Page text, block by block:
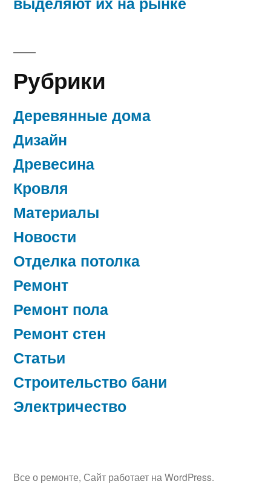
Рубрики
Деревянные дома
Дизайн
Древесина
Кровля
Материалы
Новости
Отделка потолка
Ремонт
Ремонт пола
Ремонт стен
Статьи
Строительство бани
Электричество
Все о ремонте, Сайт работает на WordPress.